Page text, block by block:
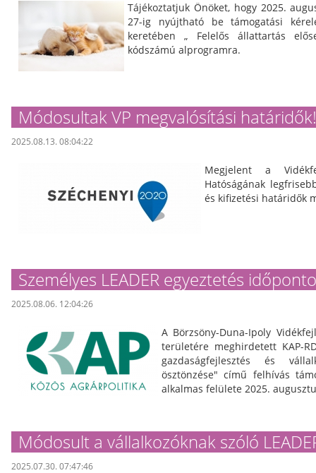
Tájékoztatjuk Önöket, hogy 2025.
27-ig nyújtható be támogatási
keretében „ Felelős állattartás
kódszámú alprogramra.
Módosultak VP megvalósítási határidők!
2025.08.13. 08:04:22
Megjelent a
Hatóságának
és kifizetési határidők
Személyes LEADER egyeztetés
2025.08.06. 12:04:26
A Börzsöny-Duna-Ipoly
területére meghirdetett KAP-
gazdaságfejlesztés és
ösztönzése" című felhívás
alkalmas felülete 2025.
Módosult a vállalkozóknak szóló
2025.07.30. 07:47:46